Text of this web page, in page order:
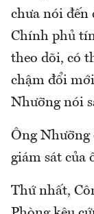
chưa nói đến
Chính phủ
theo dõi, có
chậm đổi
Nhưỡng nói
Ông
giám sát của
Thứ nhất,